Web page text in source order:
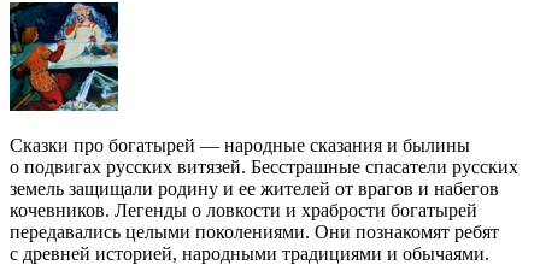
Сказки про богатырей — народные сказания и былины
о подвигах русских витязей. Бесстрашные спасатели русских
земель защищали родину и ее жителей от врагов и набегов
кочевников. Легенды о ловкости и храбрости богатырей
передавались целыми поколениями. Они познакомят ребят
с древней историей, народными традициями и обычаями.